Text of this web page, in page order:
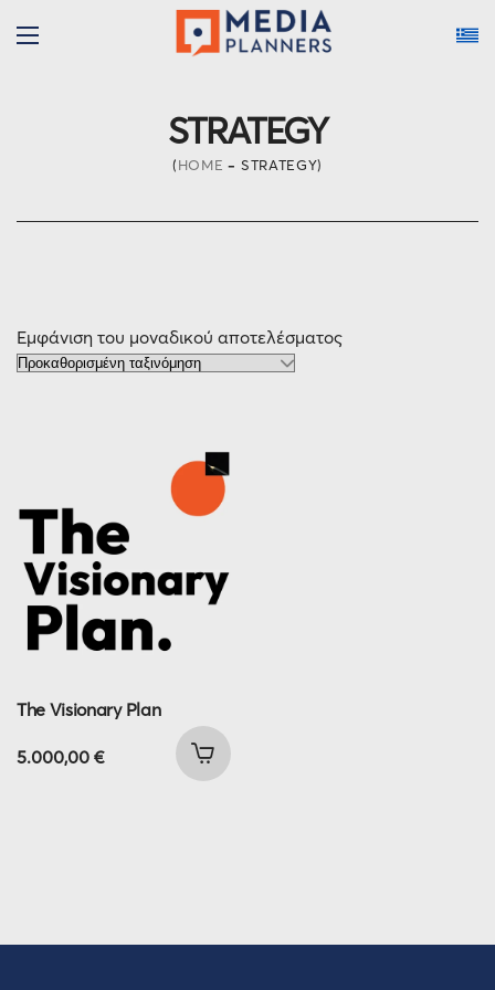
STRATEGY
HOME STRATEGY
Εμφάνιση του μοναδικού αποτελέσματος
The Visionary Plan
5.000,00 €